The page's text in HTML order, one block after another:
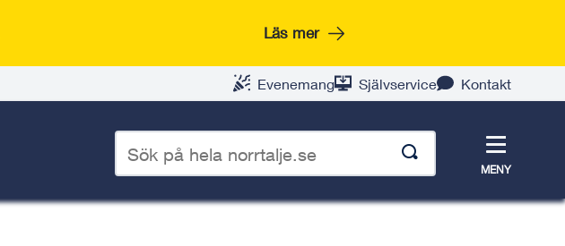
Läs mer
Evenemang Självservice Kontakt
sökord
desktop
Meny
MENY